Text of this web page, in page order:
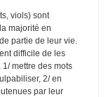
viols) sont
majorité en
partie de leur vie.
difficile de les
mettre des mots
2/ en
par leur